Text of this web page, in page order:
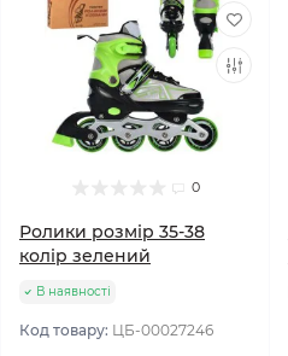
0
Ролики розмір 35-38
колір зелений
В наявності
Код товару: ЦБ-00027246